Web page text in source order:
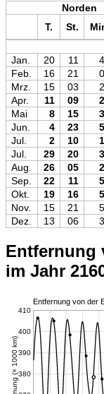
Norden
T.
St.
Jan.
20 11
Feb.
16 21
Mrz.
15 03
Apr.
11 09
Mai
8 15
Jun.
4 23
Jul.
2 10
Jul.
29 20
Aug.
26 05
Sep.
22 11
Okt.
19 16
Nov.
15 21
Dez.
13 06
Entfernung
im Jahr